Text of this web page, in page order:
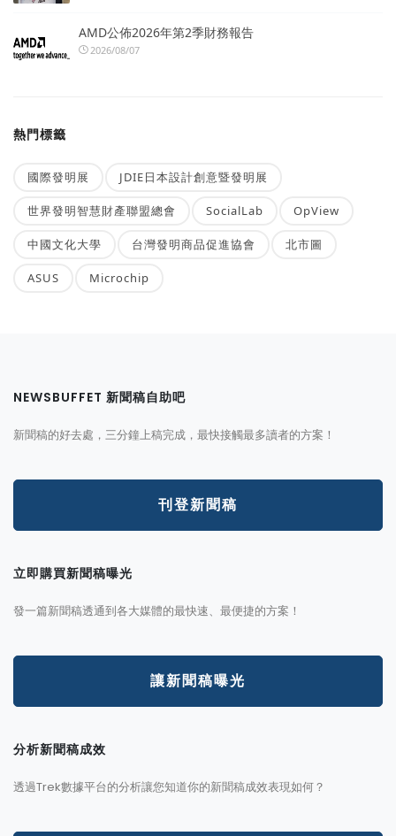
AMD公佈2026年第2季財務報告
2026/08/07
熱門標籤
國際發明展 JDIE日本設計創意暨發明展
世界發明智慧財產聯盟總會 SocialLab OpView
中國文化大學 台灣發明商品促進協會 北市圖
ASUS Microchip
NEWSBUFFET 新聞稿自助吧
新聞稿的好去處，三分鐘上稿完成，最快接觸最多讀者的方案！
刊登新聞稿
立即購買新聞稿曝光
發一篇新聞稿透通到各大媒體的最快速、最便捷的方案！
讓新聞稿曝光
分析新聞稿成效
透過Trek數據平台的分析讓您知道你的新聞稿成效表現如何？